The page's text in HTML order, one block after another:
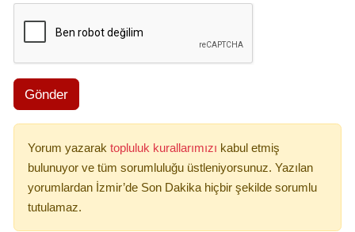
Gönder
Yorum yazarak topluluk kurallarımızı kabul etmiş
bulunuyor ve tüm sorumluluğu üstleniyorsunuz. Yazılan
yorumlardan İzmir’de Son Dakika hiçbir şekilde sorumlu
tutulamaz.